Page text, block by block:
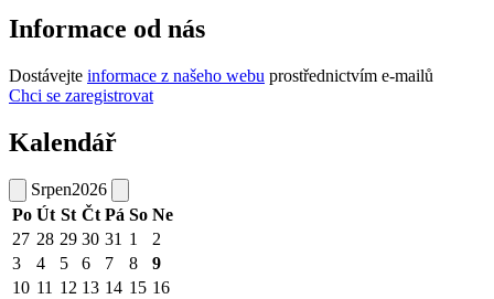
Informace od nás
Dostávejte informace z našeho webu prostřednictvím e-mailů
Chci se zaregistrovat
Kalendář
Srpen2026
Po Út St Čt Pá So Ne
27 28 29 30 31 1
2
3
4 5 6 7 8
9
10 11 12 13 14 15 16